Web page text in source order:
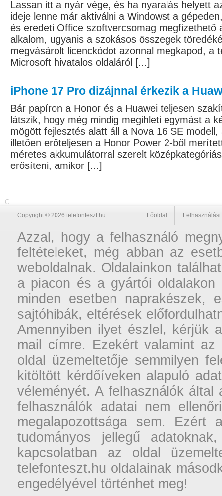
Lassan itt a nyár vége, és ha nyaralás helyett
ideje lenne már aktiválni a Windowst a
és eredeti Office szoftvercsomag megfizethető
alkalom, ugyanis a szokásos összegek
megvásárolt licenckódot azonnal megkapod, a
Microsoft hivatalos oldaláról [...]
iPhone 17 Pro dizájnnal érkezik a
Bár papíron a Honor és a Huawei teljesen
látszik, hogy még mindig megihleti egymást a
mögött fejlesztés alatt áll a Nova 16 SE
illetően erőteljesen a Honor Power 2-ből
méretes akkumulátorral szerelt
erősíteni, amikor [...]
C
Copyright © 2026 telefonteszt.hu Főoldal
Azzal, hogy a felhasználó
feltételeket, még abban az
weboldalnak. Oldalainkon
a piacon és a gyártói oldalakon
minden esetben naprakészek,
sajtóhibák, eltérések
Amennyiben ilyet észlel, kérjük
mail címre. Ezekért valamint
oldal üzemeltetője semmilyen
kitöltött kérdőíveken alapuló
véleményét. A felhasználók
felhasználók adatai nem
megalapozottsága sem. Ezért
tudományos jellegű
kapcsolatban az oldal
telefonteszt.hu oldalainak
engedélyével történhet meg!